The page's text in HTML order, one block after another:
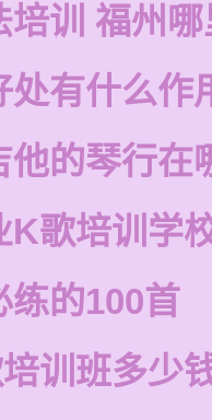
培训 福州
处有什么作
他的琴行在
K歌培训学
练的100首
训班多少